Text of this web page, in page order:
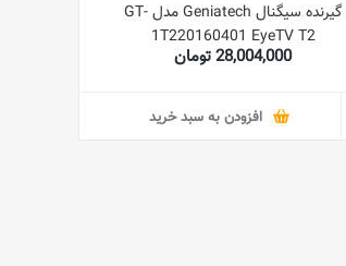
گیرنده سیگنال Geniatech مدل GT-
1T220160401 EyeTV T2
28,004,000 تومان
افزودن به سبد خرید